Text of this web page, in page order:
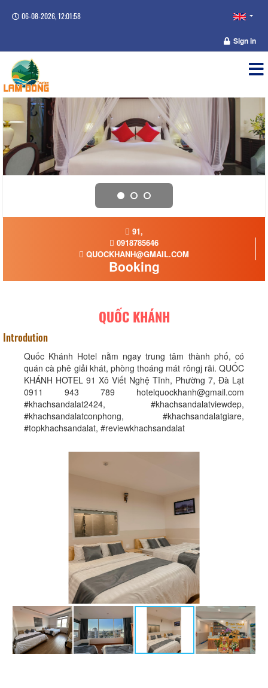
06-08-2026, 12:01:58
Sign in
91,
0918785646
QUOCKHANH@GMAIL.COM
Booking
QUỐC KHÁNH
Introdution
Quốc Khánh Hotel nằm ngay trung tâm thành phố, có
quán cà phê giải khát, phòng thoáng mát rôngj rãi. QUỐC
KHÁNH HOTEL 91 Xô Viết Nghệ Tĩnh, Phường 7, Đà Lạt
0911 943 789 hotelquockhanh@gmail.com
#khachsandalat2424, #khachsandalatviewdep,
#khachsandalatconphong, #khachsandalatgiare,
#topkhachsandalat, #reviewkhachsandalat